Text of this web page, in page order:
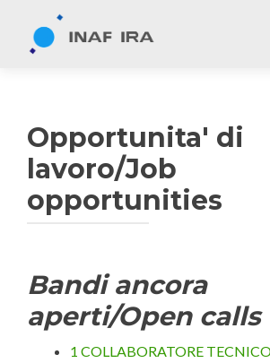
Opportunita' di
lavoro/Job
opportunities
Bandi ancora
aperti/Open calls
1 COLLABORATORE